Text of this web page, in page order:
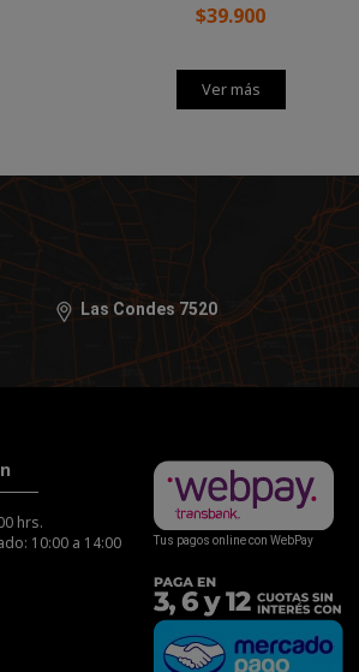
$39.900
Ver más
Las Condes 7520
hrs.
10:00 a 14:00
Tus pagos online con WebPay